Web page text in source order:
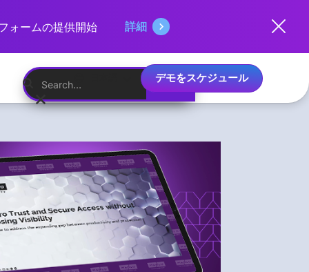
ォームの提供開始 詳細
デモをスケジュール